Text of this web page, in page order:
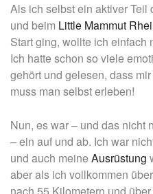
Als ich selbst ein aktiver Teil
und beim Little Mammut
Start ging, wollte ich einfach
Ich hatte schon so viele
gehört und gelesen, dass
muss man selbst erleben!
Nun, es war – und das nicht
– ein auf und ab. Ich war
und auch meine Ausrüstung
aber als ich vollkommen